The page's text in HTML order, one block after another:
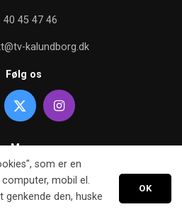
40 45 47 46
kalundborg.dk
Følg os
Mere
TV kalundborg
som er en
mobil el.
den, huske
OK